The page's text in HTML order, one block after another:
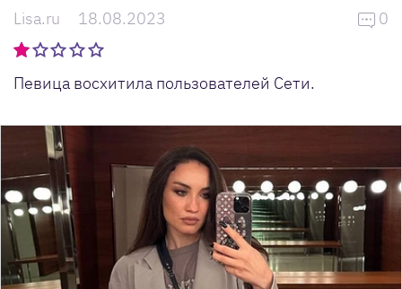
Lisa.ru 18.08.2023 0
Певица восхитила пользователей Сети.